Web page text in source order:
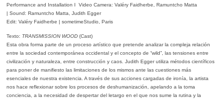
Performance and Installation IVideo Camera: Valéry Faidherbe, Ramuntcho Matta
|Sound: Ramuntcho Matta, Judith Egger
Edit: Valéry Faidherbe |sometimeStudio, Paris
Texto: TRANSMISSION WOOD (Cast)
Esta obra forma parte de un procesoartístico que pretende analizar la compleja relación
entre la sociedad contemporánea occidental y elconcepto de “wild”, las tensiones entre
civilización y naturaleza, entre construcción y caos. Judith Egger utiliza métodos científicos
para poner de manifiesto las limitaciones de los mismos ante lascuestiones más
esenciales de nuestra existencia. A través de sus acciones cargadas de ironía, laartista
nos hace reflexionar sobre los procesos de deshumanización, apelando a la toma
conciencia, a la necesidad de despertar del letargo en el que nos sume la rutina y la